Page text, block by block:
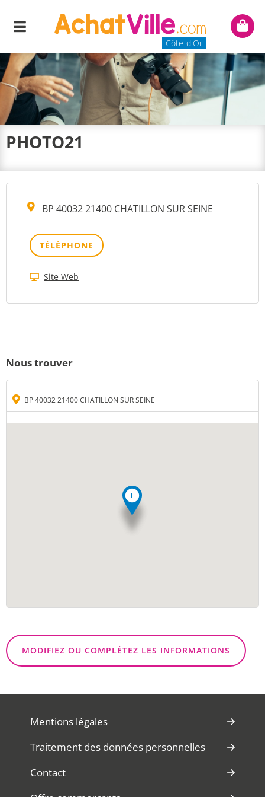
Menu
Côte-d'Or
Mon
PHOTO21
BP 40032 21400 CHATILLON SUR SEINE
TÉLÉPHONE
Site Web
Nous trouver
BP 40032 21400 CHATILLON SUR SEINE
MODIFIEZ OU COMPLÉTEZ LES INFORMATIONS
Mentions légales
Traitement des données personnelles
Contact